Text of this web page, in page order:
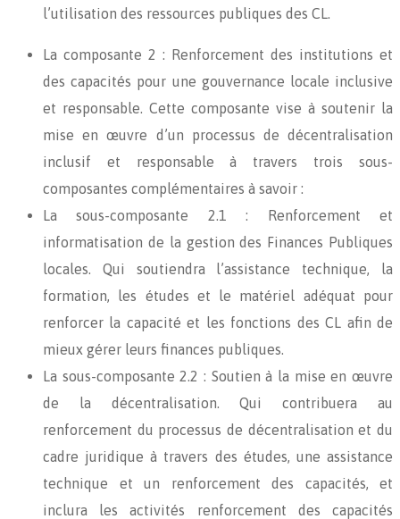
l’utilisation des ressources publiques des CL.
La composante 2 : Renforcement des institutions et
des capacités pour une gouvernance locale inclusive
et responsable. Cette composante vise à soutenir la
mise en œuvre d’un processus de décentralisation
inclusif et responsable à travers trois sous-
composantes complémentaires à savoir :
La sous-composante 2.1 : Renforcement et
informatisation de la gestion des Finances Publiques
locales. Qui soutiendra l’assistance technique, la
formation, les études et le matériel adéquat pour
renforcer la capacité et les fonctions des CL afin de
mieux gérer leurs finances publiques.
La sous-composante 2.2 : Soutien à la mise en œuvre
de la décentralisation. Qui contribuera au
renforcement du processus de décentralisation et du
cadre juridique à travers des études, une assistance
technique et un renforcement des capacités, et
inclura les activités renforcement des capacités